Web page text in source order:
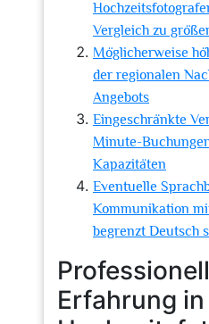
Vergleich zu
Möglicherweise
der regionalen
Angebots
Eingeschränkte
Minute-
Kapazitäten
Eventuelle
Kommunikation
begrenzt Deutsch
Erfahrung